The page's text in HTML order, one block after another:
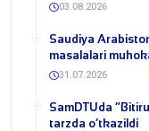
03.08.2026
​Saudiya
masalalari
31.07.2026
​SamDTUda
tarzda o‘tkazildi